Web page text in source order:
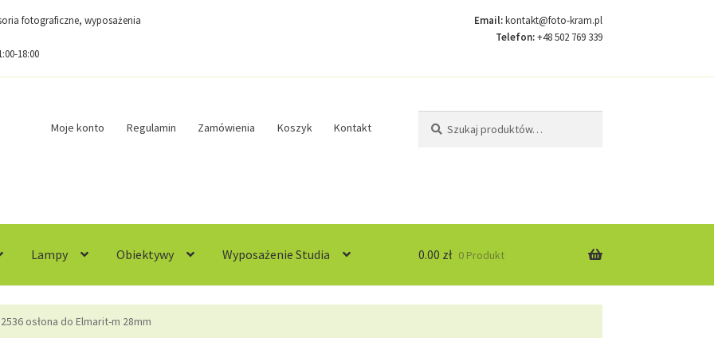
fotograficzne, wyposażenia
18:00
Email:kontakt@foto-kram.pl
Telefon:+48 502 769 339
Moje konto Regulamin Zamówienia Koszyk Kontakt
Lampy Obiektywy Wyposażenie Studia
Sample PageSklepZamówienia
0.00 zł 0 Produkt
osłona do Elmarit-m 28mm